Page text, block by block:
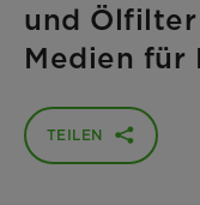
und
Medien für
TEILEN